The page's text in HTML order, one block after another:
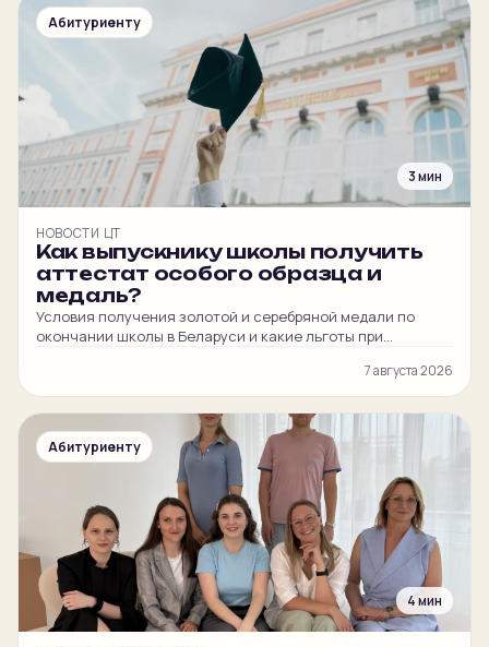
Абитуриенту
3 мин
НОВОСТИ ЦТ
Как выпускнику школы получить
аттестат особого образца и
медаль?
Условия получения золотой и серебряной медали по
окончании школы в Беларуси и какие льготы при
7 августа 2026
Абитуриенту
4 мин